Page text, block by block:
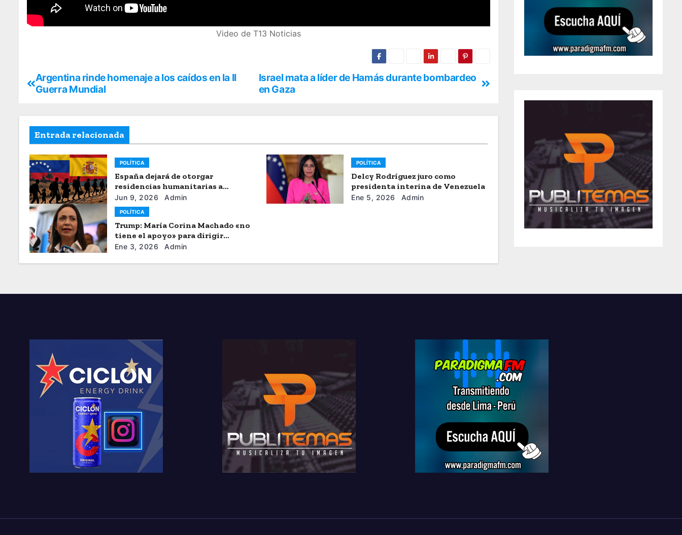
Video de T13 Noticias
Israel mata a líder de Hamás durante bombardeo
en Gaza
Argentina rinde homenaje a los caídos en la II
Guerra Mundial
Entrada relacionada
POLÍTICA
España dejará de otorgar
residencias humanitarias a
venezolanos
Jun 9, 2026 Admin
POLÍTICA
Delcy Rodríguez juro como
presidenta interina de Venezuela
Ene 5, 2026 Admin
POLÍTICA
Trump: María Corina Machado «no
tiene el apoyo» para dirigir
Venezuela
Ene 3, 2026 Admin